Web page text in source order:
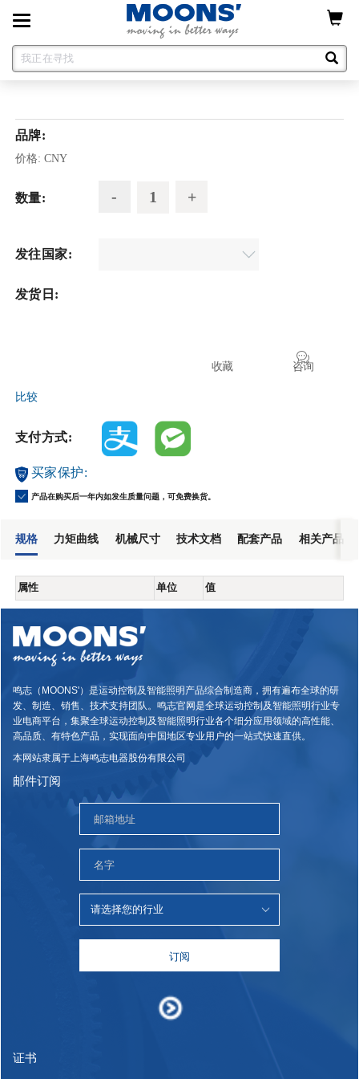
Toggle
navigation
品牌:
价格: CNY
数量:
发往国家:
发货日:
咨询
收藏
比较
支付方式:
买家保护:
产品在购买后一年内如发生质量问题，可免费换货。
规格 力矩曲线 机械尺寸 技术文档 配套产品 相关产品
属性 单位 值
鸣志（MOONS'）是运动控制及智能照明产品综合制造商，拥有遍布全球的研
发、制造、销售、技术支持团队。鸣志官网是全球运动控制及智能照明行业专
业电商平台，集聚全球运动控制及智能照明行业各个细分应用领域的高性能、
高品质、有特色产品，实现面向中国地区专业用户的一站式快速直供。
本网站隶属于上海鸣志电器股份有限公司
邮件订阅
订阅
证书